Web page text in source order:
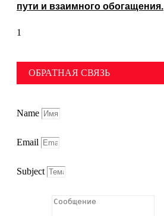
пути и взаимного обогащения.
ОБРАТНАЯ СВЯЗЬ
Name
Email
Subject